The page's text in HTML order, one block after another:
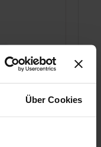
Über Cookies